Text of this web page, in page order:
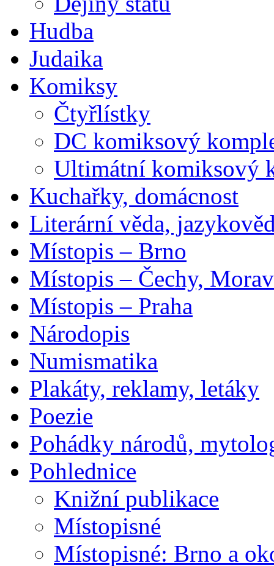
Hudba
Judaika
Komiksy
Čtyřlístky
DC komiksový
Ultimátní komiksový
Kuchařky, domácnost
Literární věda,
Místopis – Brno
Místopis – Čechy,
Místopis – Praha
Národopis
Numismatika
Plakáty, reklamy, letáky
Poezie
Pohádky národů,
Pohlednice
Knižní publikace
Místopisné
Místopisné: Brno a